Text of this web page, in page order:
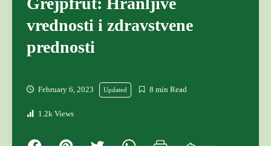
vrednosti i zdravstvene
prednosti
February 6, 2023 Updated 8 min Read
1.2k Views